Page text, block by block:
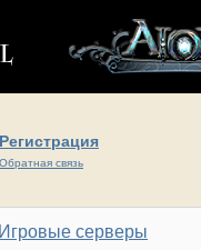
Регистрация
Обратная связь
Игровые серверы